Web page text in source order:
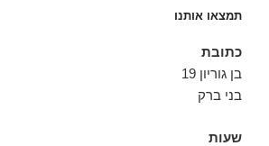
תמצאו אותנו
כתובת
בן גוריון 19
בני ברק
שעות